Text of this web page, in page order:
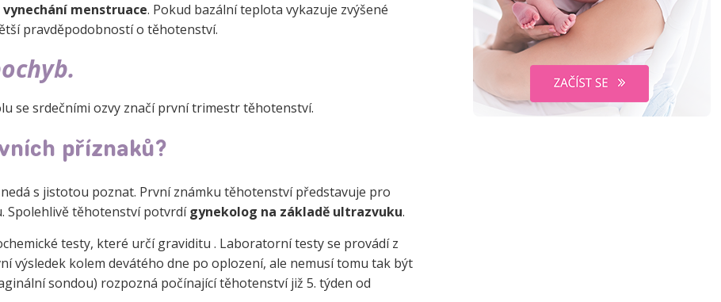
menstruace. Pokud bazální teplota vykazuje zvýšené
pravděpodobností o těhotenství.
se srdečními ozvy značí první trimestr těhotenství.
příznaků?
s jistotou poznat. První známku těhotenství představuje pro
Spolehlivě těhotenství potvrdígynekolog na základě ultrazvuku.
testy, které určí graviditu . Laboratorní testy se provádí z
výsledek kolem devátého dne po oplození, ale nemusí tomu tak být
sondou) rozpozná počínající těhotenství již 5. týden od